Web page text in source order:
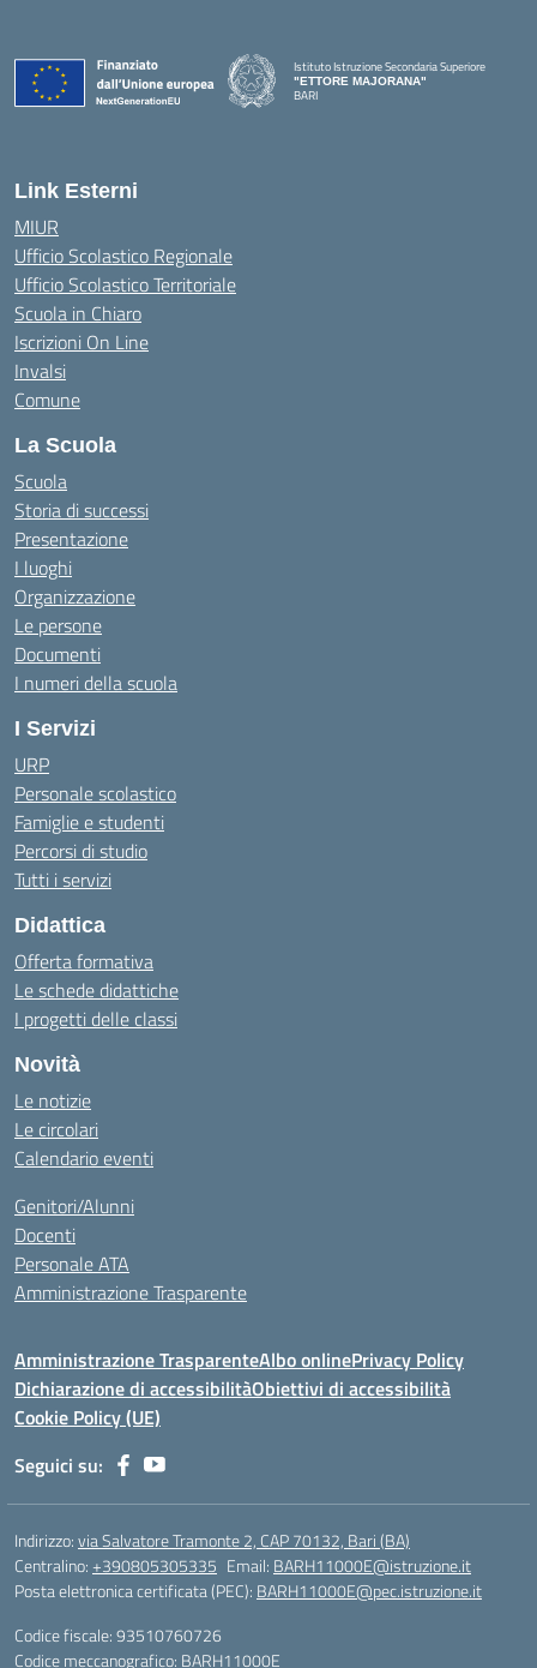
Istituto Istruzione Secondaria Superiore
"ETTORE MAJORANA"
BARI
Link Esterni
MIUR
Ufficio Scolastico Regionale
Ufficio Scolastico Territoriale
Scuola in Chiaro
Iscrizioni On Line
Invalsi
Comune
La Scuola
Scuola
Storia di successi
Presentazione
I luoghi
Organizzazione
Le persone
Documenti
I numeri della scuola
I Servizi
URP
Personale scolastico
Famiglie e studenti
Percorsi di studio
Tutti i servizi
Didattica
Offerta formativa
Le schede didattiche
I progetti delle classi
Novità
Le notizie
Le circolari
Calendario eventi
Genitori/Alunni
Docenti
Personale ATA
Amministrazione Trasparente
Amministrazione TrasparenteAlbo onlinePrivacy Policy
Dichiarazione di accessibilitàObiettivi di accessibilità
Cookie Policy (UE)
Seguici su:
Indirizzo:via Salvatore Tramonte 2, CAP 70132, Bari (BA)
Centralino:+390805305335 Email: BARH11000E@istruzione.it
Posta elettronica certificata (PEC): BARH11000E@pec.istruzione.it
Codice fiscale: 93510760726
Codice meccanografico: BARH11000E